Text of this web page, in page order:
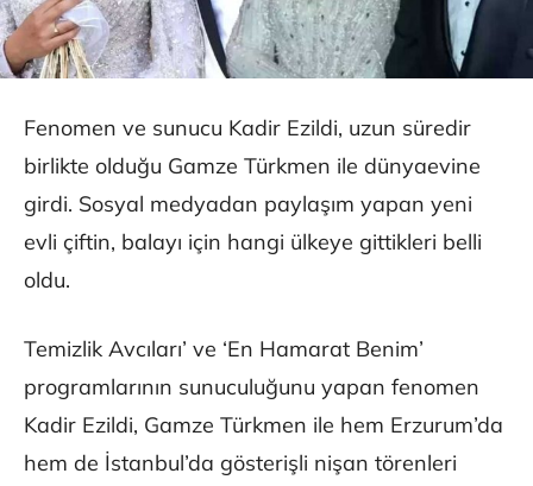
Fenomen ve sunucu Kadir Ezildi, uzun süredir
birlikte olduğu Gamze Türkmen ile dünyaevine
girdi. Sosyal medyadan paylaşım yapan yeni
evli çiftin, balayı için hangi ülkeye gittikleri belli
oldu.
Temizlik Avcıları’ ve ‘En Hamarat Benim’
programlarının sunuculuğunu yapan fenomen
Kadir Ezildi, Gamze Türkmen ile hem Erzurum’da
hem de İstanbul’da gösterişli nişan törenleri